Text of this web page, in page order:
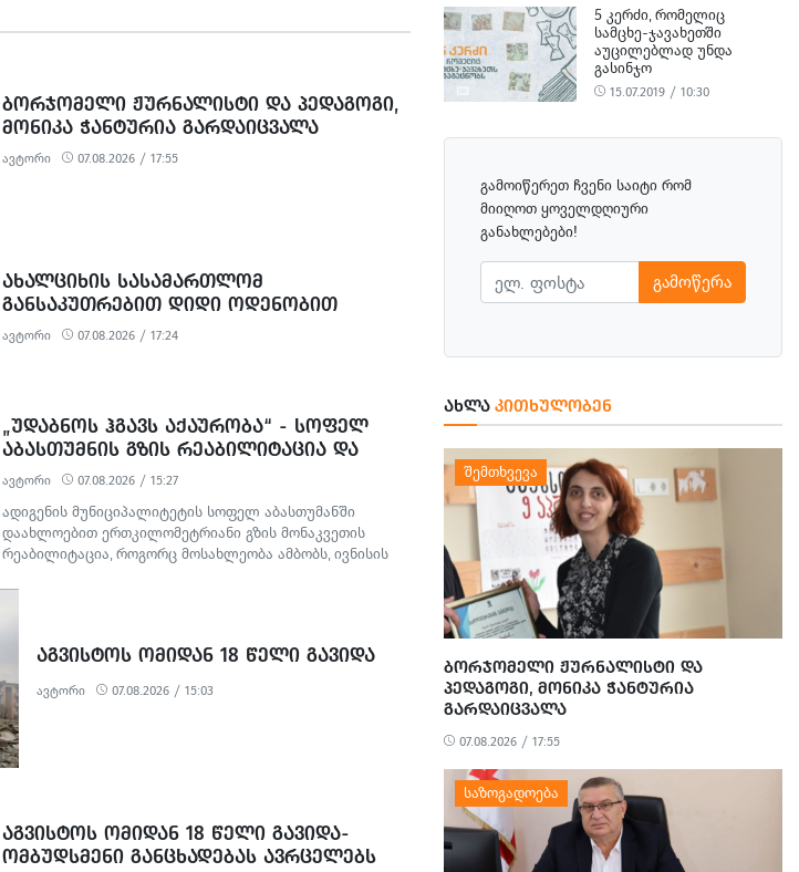
ᲑᲝᲠᲯᲝᲛᲔᲚᲘ ᲟᲣᲠᲜᲐᲚᲘᲡᲢᲘ ᲓᲐ ᲞᲔᲓᲐᲒᲝᲒᲘ,
ᲛᲝᲜᲘᲙᲐ ᲭᲐᲜᲢᲣᲠᲘᲐ ᲒᲐᲠᲓᲐᲘᲪᲕᲐᲚᲐ
ავტორი 07.08.2026 / 17:55
ᲐᲮᲐᲚᲪᲘᲮᲘᲡ ᲡᲐᲡᲐᲛᲐᲠᲗᲚᲝᲛ
ᲒᲐᲜᲡᲐᲙᲣᲗᲠᲔᲑᲘᲗ ᲓᲘᲓᲘ ᲝᲓᲔᲜᲝᲑᲘᲗ
ᲒᲐᲓᲐᲡᲐᲮᲐᲓᲔᲑᲘᲡ ᲗᲐᲕᲘᲡ ᲐᲠᲘᲓᲔᲑᲘᲡ, ᲓᲘᲓᲘ
ᲝᲓᲔᲜᲝᲑᲘᲗ ᲗᲐᲦᲚᲘᲗᲝᲑᲘᲡ ᲛᲪᲓᲔᲚᲝᲑᲘᲡ
ავტორი 07.08.2026 / 17:24
„ᲣᲓᲐᲑᲜᲝᲡ ᲰᲒᲐᲕᲡ ᲐᲥᲐᲣᲠᲝᲑᲐ“ - ᲡᲝᲤᲔᲚ
ᲐᲑᲐᲡᲗᲣᲛᲜᲘᲡ ᲒᲖᲘᲡ ᲠᲔᲐᲑᲘᲚᲘᲢᲐᲪᲘᲐ ᲓᲐ
ᲛᲝᲡᲐᲮᲚᲔᲝᲑᲘᲡ ᲞᲠᲝᲢᲔᲡᲢᲘ
ავტორი 07.08.2026 / 15:27
ადიგენის მუნიციპალიტეტის სოფელ აბასთუმანში
დაახლოებით ერთკილომეტრიანი გზის მონაკვეთის
რეაბილიტაცია, როგორც მოსახლეობა ამბობს, ივნისის
სამშენებლო სამუშაოების გამო წარმოქმნილი მტვერი,
პრობლემებს უქმნის.
ᲐᲒᲕᲘᲡᲢᲝᲡ ᲝᲛᲘᲓᲐᲜ 18 ᲬᲔᲚᲘ ᲒᲐᲕᲘᲓᲐ
ავტორი 07.08.2026 / 15:03
ᲐᲒᲕᲘᲡᲢᲝᲡ ᲝᲛᲘᲓᲐᲜ 18 ᲬᲔᲚᲘ ᲒᲐᲕᲘᲓᲐ-
ᲝᲛᲑᲣᲓᲡᲛᲔᲜᲘ ᲒᲐᲜᲪᲮᲐᲓᲔᲑᲐᲡ ᲐᲕᲠᲪᲔᲚᲔᲑᲡ
5 ᲙᲔᲠᲫᲘ, ᲠᲝᲛᲔᲚᲘᲪ
ᲡᲐᲛᲪᲮᲔ-ᲯᲐᲕᲐᲮᲔᲗᲨᲘ
ᲐᲣᲪᲘᲚᲔᲑᲚᲐᲓ ᲣᲜᲓᲐ
ᲒᲐᲡᲘᲜᲯᲝ
15.07.2019 / 10:30
გამოიწერეთ ჩვენი საიტი რომ
მიიღოთ ყოველდღიური
განახლებები!
გამოწერა
ᲐᲮᲚᲐᲙᲘᲗᲮᲣᲚᲝᲑᲔᲜ
ᲑᲝᲠᲯᲝᲛᲔᲚᲘ ᲟᲣᲠᲜᲐᲚᲘᲡᲢᲘ ᲓᲐ
ᲞᲔᲓᲐᲒᲝᲒᲘ, ᲛᲝᲜᲘᲙᲐ ᲭᲐᲜᲢᲣᲠᲘᲐ
ᲒᲐᲠᲓᲐᲘᲪᲕᲐᲚᲐ
07.08.2026 / 17:55